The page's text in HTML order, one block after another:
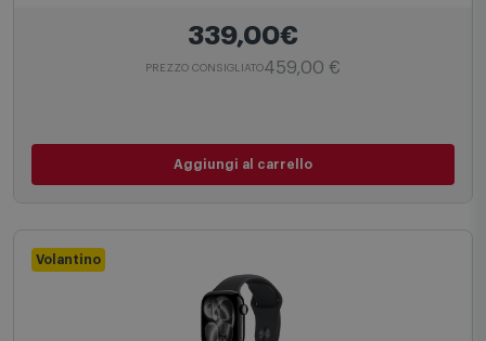
339,00€
PREZZO CONSIGLIATO459,00 €
Aggiungi al carrello
Volantino